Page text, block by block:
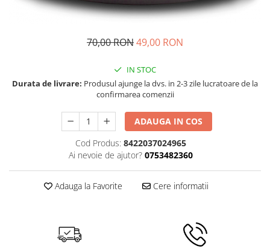
70,00 RON49,00 RON
IN STOC
Durata de livrare: Produsul ajunge la dvs. in 2-3 zile lucratoare de la
confirmarea comenzii
ADAUGA IN COS
Cod Produs: 8422037024965
Ai nevoie de ajutor? 0753482360
Adauga la Favorite Cere informatii